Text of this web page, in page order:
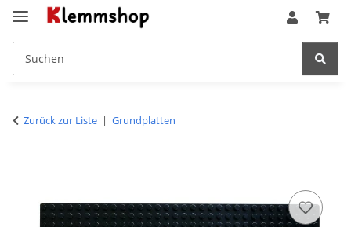
Zurück zur Liste Grundplatten